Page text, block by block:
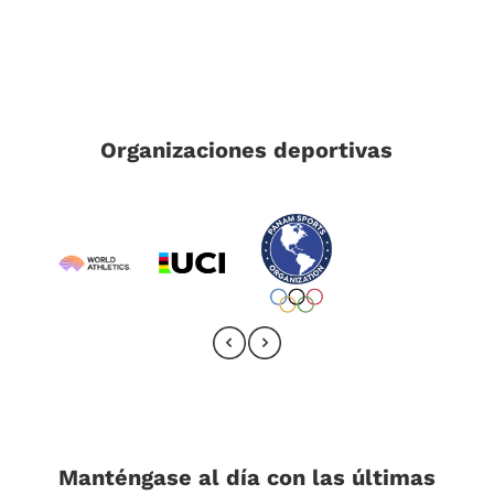
Organizaciones deportivas
Manténgase al día con las últimas